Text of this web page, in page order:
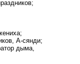
А-сянди;
дыма,